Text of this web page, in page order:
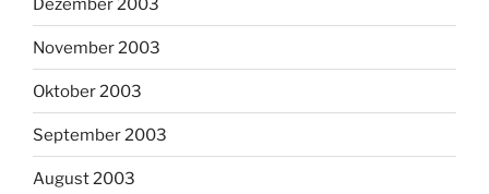
Dezember 2003
November 2003
Oktober 2003
September 2003
August 2003